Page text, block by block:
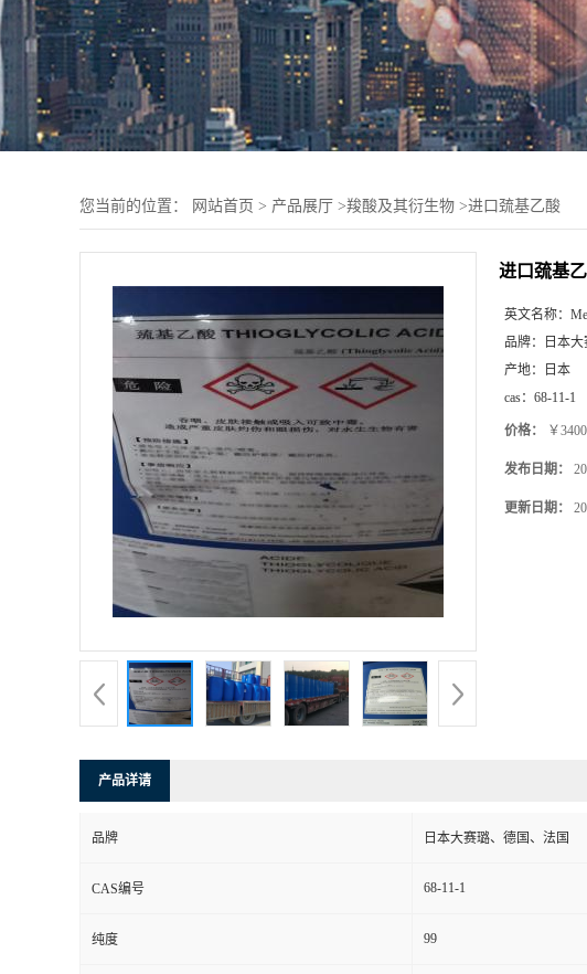
您当前的位置： 网站首页 > 产品展厅 >羧酸及其衍生物 >进口巯基乙酸
进口巯基
英文名称：
品牌：
日本
产地：
日本
cas： 68-11-1
价格： ￥
发布日期：
更新日期：
产品详请
品牌 日本大赛璐、德国、法国
CAS编号 68-11-1
纯度 99